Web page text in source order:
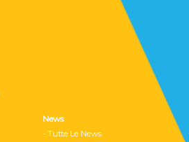
News
- Tutte Le News